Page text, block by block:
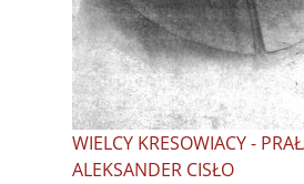
WIELCY KRESOWIACY -
ALEKSANDER CISŁO